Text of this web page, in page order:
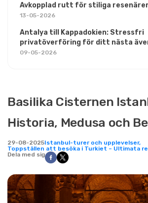
Basilika Cisternen
Historia, Medusa och
29-08-2025Istanbul-turer och upplevelser,
Toppställen att besöka i Turkiet – Ultimata
Dela med sig
Avkopplad rutt för stiliga resenärer
13-05-2026
Antalya till Kappadokien: Stressfri
privatöverföring för ditt nästa
09-05-2026